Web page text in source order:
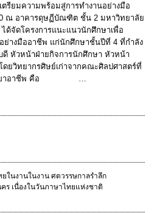
รียมความพร้อมสู่การทำงานอย่างมือ
ณ อาคารดุษฏีบัณฑิต ชั้น 2 มหาวิทยาลัย
ด้จัดโครงการแนะแนวนักศึกษาเพื่อ
ย่างมืออาชีพ แก่นักศึกษาชั้นปีที่ 4 ที่กำลัง
ดี หัวหน้าฝ่ายกิจการนักศึกษา หัวหน้า
ยวิทยากรศิษย์เก่าจากคณะศิลปศาสตร์ที่
ะสาขาอาชีพ คือ …
ในงานในงาน ศตวรรษกาลรำลึก
ร เนื่องในวันภาษาไทยแห่งชาติ